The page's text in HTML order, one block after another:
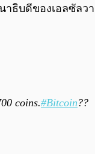
าธิบดีของเอลซัล
coins.#Bitcoin??